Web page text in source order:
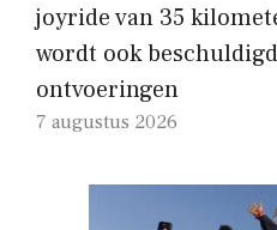
joyride van 35
wordt ook
ontvoeringen
7 augustus 2026